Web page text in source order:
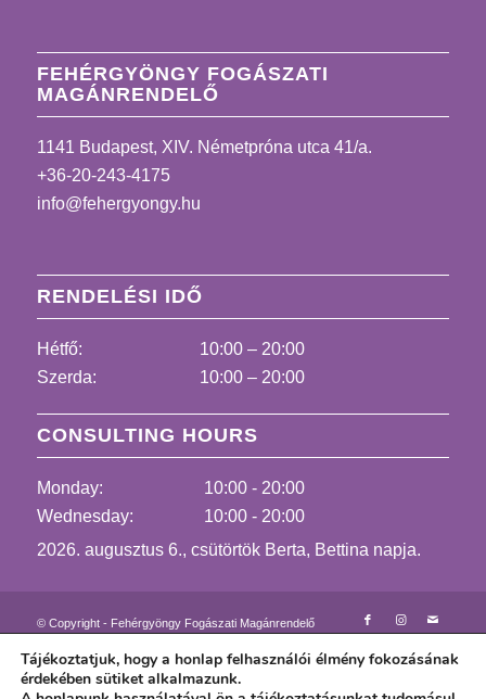
FEHÉRGYÖNGY FOGÁSZATI
MAGÁNRENDELŐ
1141 Budapest, XIV. Németpróna utca 41/a.
+36-20-243-4175
info@fehergyongy.hu
RENDELÉSI IDŐ
Hétfő:
10:00 – 20:00
Szerda:
10:00 – 20:00
CONSULTING HOURS
Monday:
10:00 - 20:00
Wednesday:
10:00 - 20:00
2026. augusztus 6., csütörtök Berta, Bettina napja.
© Copyright - Fehérgyöngy Fogászati Magánrendelő
Kapcsolat felvétel
Altatásos fogászat
Fájdalommentes fogászati kezelések
Lézer fogászat
Dr. Győrfi Adrienne
Rólunk mondják videón
Tájékoztatjuk, hogy a honlap felhasználói élmény fokozásának
érdekében sütiket alkalmazunk.